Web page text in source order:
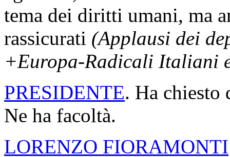
tema dei diritti umani, ma
rassicurati (Applausi dei
+Europa-Radicali Italiani
PRESIDENTE. Ha chiesto
Ne ha facoltà.
LORENZO FIORAMONTI